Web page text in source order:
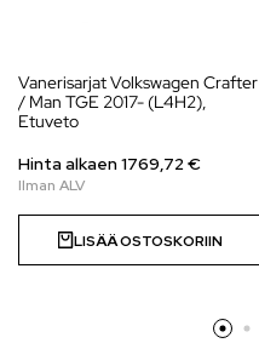
Vanerisarjat Volkswagen Crafter
/ Man TGE 2017- (L4H2),
Etuveto
Hinta alkaen1769,72€
LISÄÄ OSTOSKORIIN